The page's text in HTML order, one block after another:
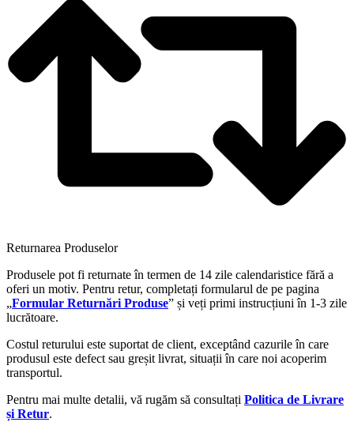
Returnarea Produselor
Produsele pot fi returnate în termen de 14 zile calendaristice fără a
oferi un motiv. Pentru retur, completați formularul de pe pagina
„Formular Returnări Produse” și veți primi instrucțiuni în 1-3 zile
lucrătoare.
Costul returului este suportat de client, exceptând cazurile în care
produsul este defect sau greșit livrat, situații în care noi acoperim
transportul.
Pentru mai multe detalii, vă rugăm să consultați Politica de Livrare
și Retur.